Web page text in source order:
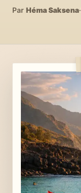
Par Héma Saksena·